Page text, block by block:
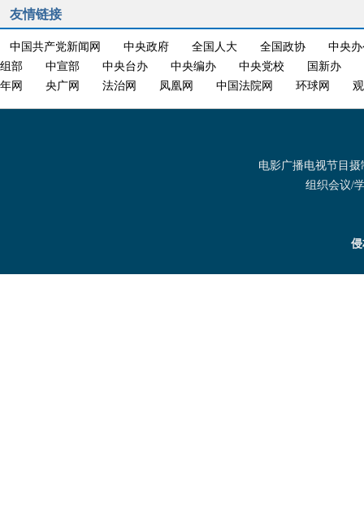
友情链接
中国共产党新闻网 中央政府 全国人大 全国政协
中央
组部
中宣部 中央台办 中央编办 中央党校
国新办
年网
央广网 法治网 凤凰网 中国法院网 环球网
电影广播电视节目摄
组织会议/